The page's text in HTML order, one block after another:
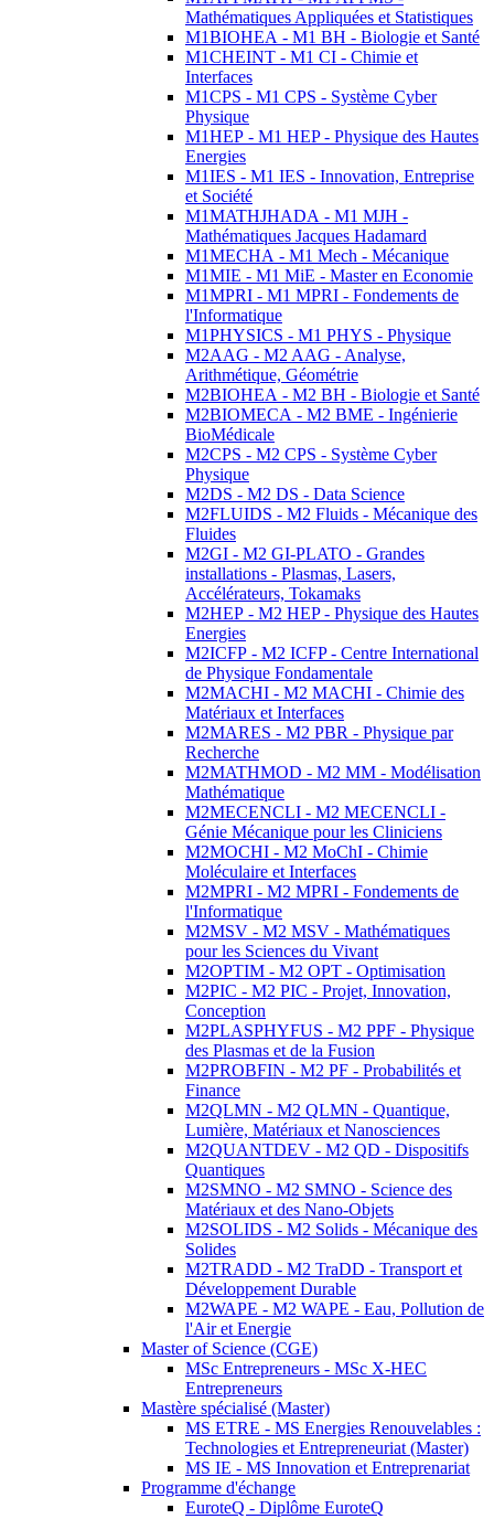
Mathématiques Appliquées et Statistiques
M1BIOHEA - M1 BH - Biologie et Santé
M1CHEINT - M1 CI - Chimie et
Interfaces
M1CPS - M1 CPS - Système Cyber
Physique
M1HEP - M1 HEP - Physique des Hautes
Energies
M1IES - M1 IES - Innovation, Entreprise
et Société
M1MATHJHADA - M1 MJH -
Mathématiques Jacques Hadamard
M1MECHA - M1 Mech - Mécanique
M1MIE - M1 MiE - Master en Economie
M1MPRI - M1 MPRI - Fondements de
l'Informatique
M1PHYSICS - M1 PHYS - Physique
M2AAG - M2 AAG - Analyse,
Arithmétique, Géométrie
M2BIOHEA - M2 BH - Biologie et Santé
M2BIOMECA - M2 BME - Ingénierie
BioMédicale
M2CPS - M2 CPS - Système Cyber
Physique
M2DS - M2 DS - Data Science
M2FLUIDS - M2 Fluids - Mécanique des
Fluides
M2GI - M2 GI-PLATO - Grandes
installations - Plasmas, Lasers,
Accélérateurs, Tokamaks
M2HEP - M2 HEP - Physique des Hautes
Energies
M2ICFP - M2 ICFP - Centre International
de Physique Fondamentale
M2MACHI - M2 MACHI - Chimie des
Matériaux et Interfaces
M2MARES - M2 PBR - Physique par
Recherche
M2MATHMOD - M2 MM - Modélisation
Mathématique
M2MECENCLI - M2 MECENCLI -
Génie Mécanique pour les Cliniciens
M2MOCHI - M2 MoChI - Chimie
Moléculaire et Interfaces
M2MPRI - M2 MPRI - Fondements de
l'Informatique
M2MSV - M2 MSV - Mathématiques
pour les Sciences du Vivant
M2OPTIM - M2 OPT - Optimisation
M2PIC - M2 PIC - Projet, Innovation,
Conception
M2PLASPHYFUS - M2 PPF - Physique
des Plasmas et de la Fusion
M2PROBFIN - M2 PF - Probabilités et
Finance
M2QLMN - M2 QLMN - Quantique,
Lumière, Matériaux et Nanosciences
M2QUANTDEV - M2 QD - Dispositifs
Quantiques
M2SMNO - M2 SMNO - Science des
Matériaux et des Nano-Objets
M2SOLIDS - M2 Solids - Mécanique des
Solides
M2TRADD - M2 TraDD - Transport et
Développement Durable
M2WAPE - M2 WAPE - Eau, Pollution de
l'Air et Energie
Master of Science (CGE)
MSc Entrepreneurs - MSc X-HEC
Entrepreneurs
Mastère spécialisé (Master)
MS ETRE - MS Energies Renouvelables :
Technologies et Entrepreneuriat (Master)
MS IE - MS Innovation et Entreprenariat
Programme d'échange
EuroteQ - Diplôme EuroteQ